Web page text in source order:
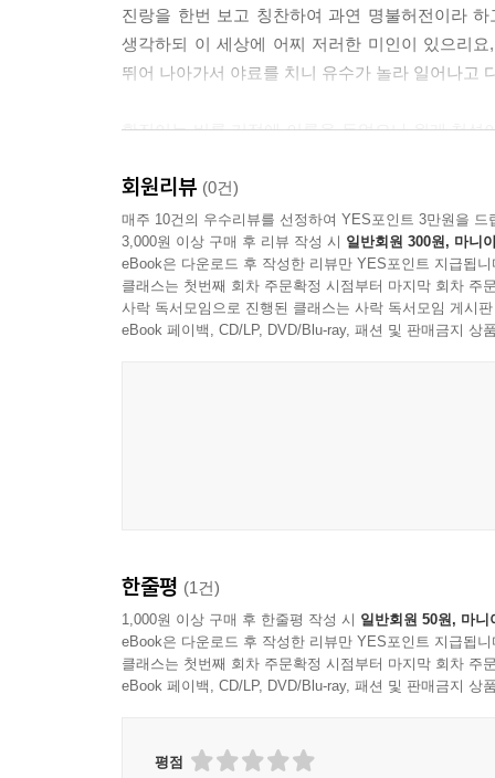
진랑을 한번 보고 칭찬하여 과연 명불허전이라
생각하되 이 세상에 어찌 저러한 미인이 있으리
뛰어 나아가서 야료를 치니 유수가 놀라 일어나고
황진이는 비록 기적에 이름을 두었으나 원래 천
준다 하여도 결코 같이 놀치를 않고 항상 명사문
중에서
회원리뷰 (0건)
매주 10건의 우수리뷰를 선정하여 YES포인트 3만원을 드
3,000원 이상 구매 후 리뷰 작성 시 일반회원 300원, 마니
eBook은 다운로드 후 작성한 리뷰만 YES포인트 지급됩니
클래스는 첫번째 회차 주문확정 시점부터 마지막 회차 주
사락 독서모임으로 진행된 클래스는 사락 독서모임 게시
eBook 페이백, CD/LP, DVD/Blu-ray, 패션 및 판매금지 상
한줄평 (1건)
1,000원 이상 구매 후 한줄평 작성 시 일반회원 50원, 마니
eBook은 다운로드 후 작성한 리뷰만 YES포인트 지급됩니
클래스는 첫번째 회차 주문확정 시점부터 마지막 회차 주
eBook 페이백, CD/LP, DVD/Blu-ray, 패션 및 판매금지 상
평점